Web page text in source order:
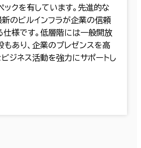
クを有しています。先進的な
のビルインフラが企業の信頼
仕様です。低層階には一般開放
あり、企業のプレゼンスを高
ジネス活動を強力にサポートし